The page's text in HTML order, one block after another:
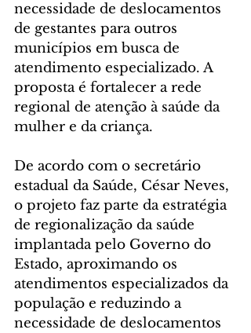
necessidade de deslocamentos
de gestantes para outros
municípios em busca de
atendimento especializado. A
proposta é fortalecer a rede
regional de atenção à saúde da
mulher e da criança.
De acordo com o secretário
estadual da Saúde, César Neves,
o projeto faz parte da estratégia
de regionalização da saúde
implantada pelo Governo do
Estado, aproximando os
atendimentos especializados da
população e reduzindo a
necessidade de deslocamentos